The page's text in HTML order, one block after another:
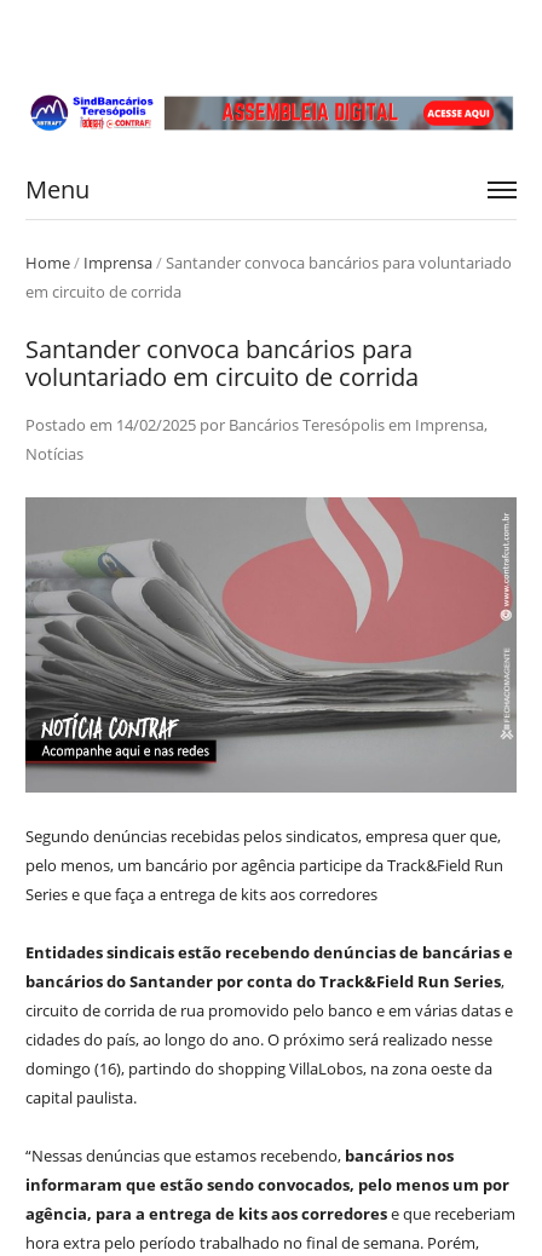
Menu
Home/ Imprensa/Santander convoca bancários para voluntariado
em circuito de corrida
Santander convoca bancários para
voluntariado em circuito de corrida
Postado em 14/02/2025por Bancários Teresópolisem Imprensa,
Notícias
Segundo denúncias recebidas pelos sindicatos, empresa quer que,
pelo menos, um bancário por agência participe da Track&Field Run
Series e que faça a entrega de kits aos corredores
Entidades sindicais estão recebendo denúncias de bancárias e
bancários do Santander por conta do Track&Field Run Series,
circuito de corrida de rua promovido pelo banco e em várias datas e
cidades do país, ao longo do ano. O próximo será realizado nesse
domingo (16), partindo do shopping VillaLobos, na zona oeste da
capital paulista.
“Nessas denúncias que estamos recebendo, bancários nos
informaram que estão sendo convocados, pelo menos um por
agência, para a entrega de kits aos corredorese que receberiam
hora extra pelo período trabalhado no final de semana. Porém,